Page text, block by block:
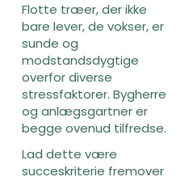
Flotte træer, der ikke
bare lever, de vokser, er
sunde og
modstandsdygtige
overfor diverse
stressfaktorer. Bygherre
og anlægsgartner er
begge ovenud tilfredse.
Lad dette være
succeskriterie fremover